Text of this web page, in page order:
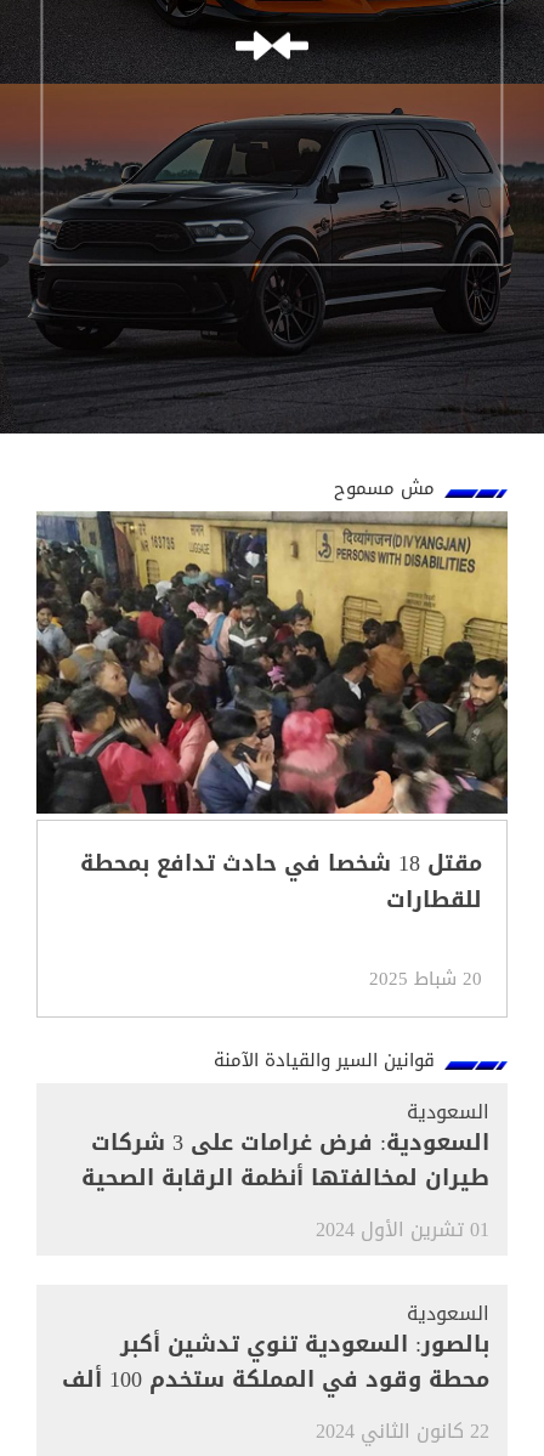
مش مسموح
مقتل 18 شخصا في حادث تدافع بمحطة
للقطارات
20 شباط 2025
قوانين السير والقيادة الآمنة
السعودية
السعودية: فرض غرامات على 3 شركات
طيران لمخالفتها أنظمة الرقابة الصحية
01 تشرين الأول 2024
السعودية
بالصور: السعودية تنوي تدشين أكبر
محطة وقود في المملكة ستخدم 100 ألف
مركبة
22 كانون الثاني 2024